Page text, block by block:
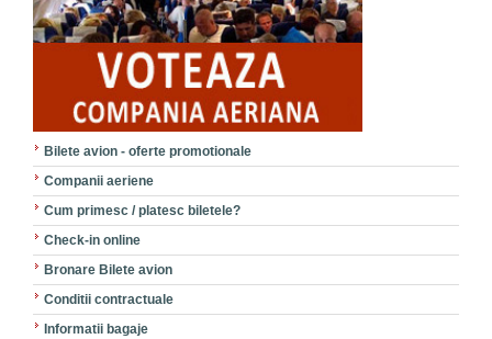
Bilete avion - oferte promotionale
Companii aeriene
Cum primesc / platesc biletele?
Check-in online
Bronare Bilete avion
Conditii contractuale
Informatii bagaje